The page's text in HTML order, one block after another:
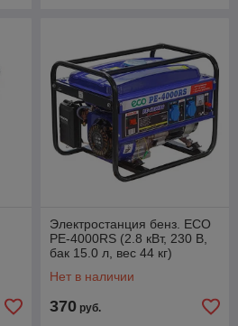
Электростанция бенз. ECO
PE-4000RS (2.8 кВт, 230 В,
бак 15.0 л, вес 44 кг)
Нет в наличии
370 руб.